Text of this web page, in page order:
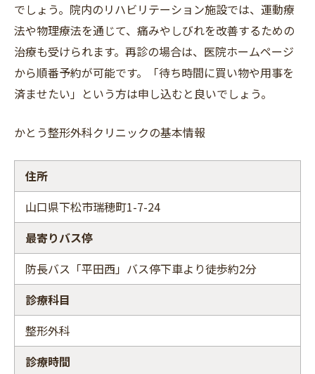
でしょう。院内のリハビリテーション施設では、運動療
法や物理療法を通じて、痛みやしびれを改善するための
治療も受けられます。再診の場合は、医院ホームページ
から順番予約が可能です。「待ち時間に買い物や用事を
済ませたい」という方は申し込むと良いでしょう。
かとう整形外科クリニックの基本情報
住所
山口県下松市瑞穂町1-7-24
最寄りバス停
防長バス「平田西」バス停下車より徒歩約2分
診療科目
整形外科
診療時間